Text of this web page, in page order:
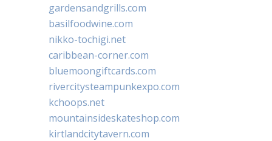
gardensandgrills.com
basilfoodwine.com
nikko-tochigi.net
caribbean-corner.com
bluemoongiftcards.com
rivercitysteampunkexpo.com
kchoops.net
mountainsideskateshop.com
kirtlandcitytavern.com